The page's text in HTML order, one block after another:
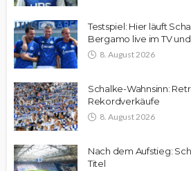
Testspiel: Hier läuft
Bergamo live im TV
8. August 2026
Schalke-Wahnsinn:
Rekordverkäufe
8. August 2026
Nach dem Aufstieg:
Titel